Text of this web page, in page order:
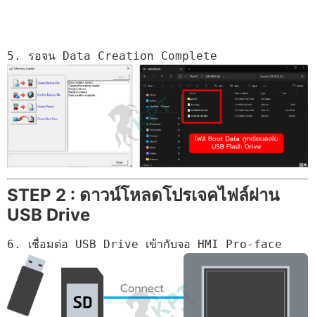
STEP 2 : ดาวน์โหลดโปรเจคไฟล์ผ่าน
USB Drive